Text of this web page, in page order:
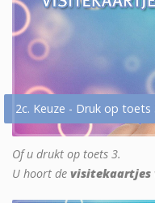
2c. Keuze - Druk op toets
Of u drukt op toets 3.
U hoort de visitekaartjes